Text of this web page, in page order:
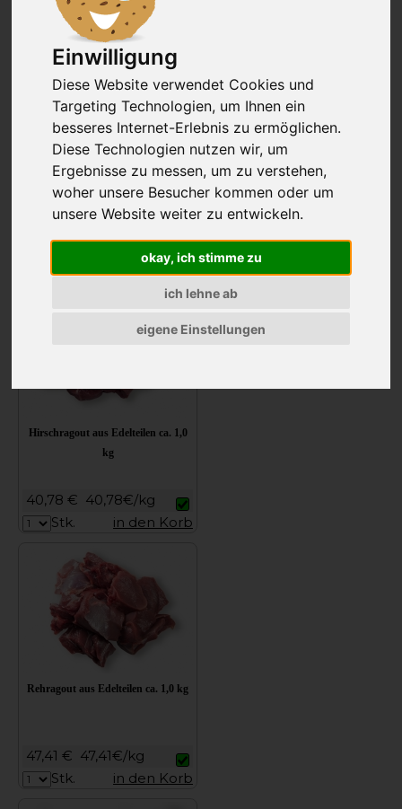
Einwilligung
Diese Website verwendet Cookies und
Targeting Technologien, um Ihnen ein
besseres Internet-Erlebnis zu ermöglichen.
Diese Technologien nutzen wir, um
Ergebnisse zu messen, um zu verstehen,
woher unsere Besucher kommen oder um
unsere Website weiter zu entwickeln.
okay, ich stimme zu
ich lehne ab
eigene Einstellungen
Hohen Rippe oder von der Oberschale
Wasserbüffel Gulaschfleisch ca. 1,0
kg
26,50 € 26,50€/kg
in den Korb
Hirschragout aus Edelteilen ca. 1,0
kg
40,78 € 40,78€/kg
Stk.
in den Korb
Rehragout aus Edelteilen ca. 1,0 kg
47,41 € 47,41€/kg
Stk.
in den Korb